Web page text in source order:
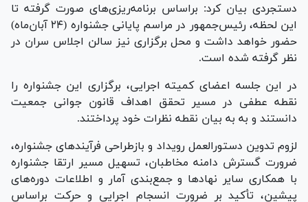
دستجردی بیان کرد: براساس برنامه‌ریزی‌های صورت گرفته تا
این لحظه، رئیس‌جمهور در مراسم پایانی جشنواره (۲۴ آبان‌ماه)
حضور خواهد داشت و محل برگزاری نیز سالن اجلاس سران در
نظر گرفته شده است.
در این جلسه اعضای کمیته اجرایی، برگزاری این جشنواره را
نقطه عطفی در مسیر تحقق اهداف قانون جوانی جمعیت
دانستند و به به بیان نقطه نظرات خود پرداختند.
لزوم تدوین دستورالعمل رویداد و بازطراحی فرآیندهای جشنواره،
ضرورت گسترش دامنه مخاطبان، تسهیل مسیر ارتقا جشنواره
با همکاری سایر نهادها و جمع‌بندی آمار و اطلاعات دوره‌های
پیشین، تأکید بر ضرورت انسجام اجرایی و حرکت براساس